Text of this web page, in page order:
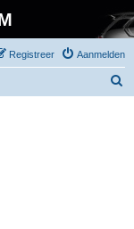
Aanmelden
Registreer